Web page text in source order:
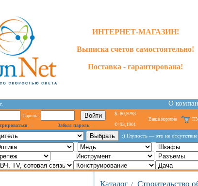
ИНТЕРНЕТ-МАГАЗИН!
Выписка счетов самостоятельно!
Поставка - гарантирована!
О
Пароль:
Забыл пароль
$=80,9293
€=93,1901
Ваша корзина
:) Глупость — это не
Каталог / Строительство